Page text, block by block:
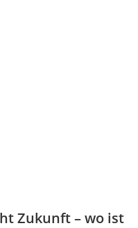
Zukunft – wo ist